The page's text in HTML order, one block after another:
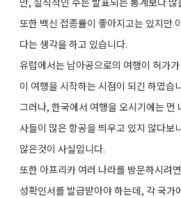
또한 백신 접종률이 좋아지고는 있지만
다는 생각을 하고 있습니다.
유럽에서는 남아공으로의 여행이 허가
이 여행을 시작하는 시점이 되긴 하였습
그러나, 한국에서 여행을 오시기에는 먼
사들이 많은 항공을 띄우고 있지 않다보
않은것이 사실입니다.
또한 아프리카 여러 나라를 방문하시려
성확인서를 발급받아야 하는데, 각 국가